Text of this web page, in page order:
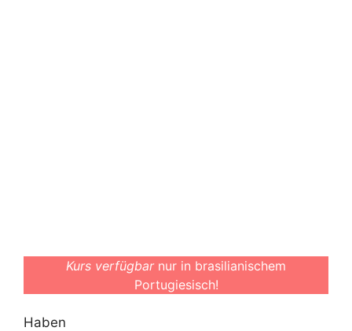
Kurs verfügbar nur in brasilianischem
Portugiesisch!
Haben